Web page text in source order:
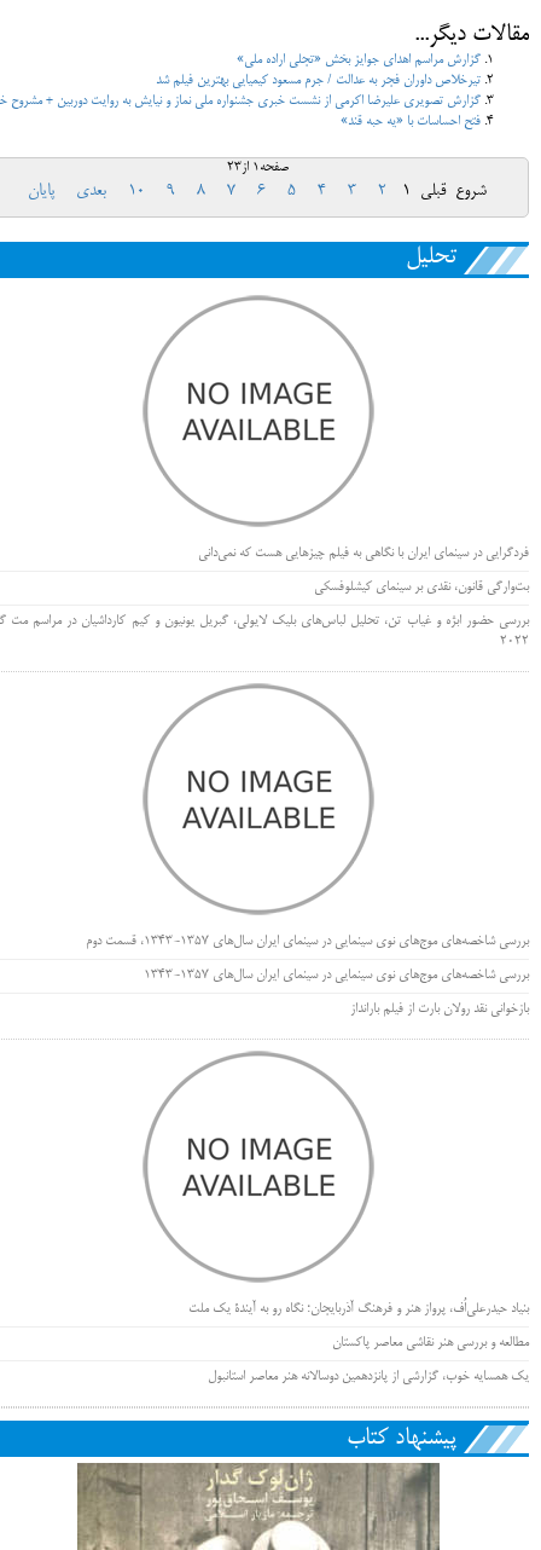
مقالات دیگر...
گزارش مراسم اهداي جوايز بخش «تجلي اراده ملي»
تیرخلاص داوران فجر به عدالت / جرم مسعود کیمیایی بهترین فیلم شد
گزارش تصویری علیرضا اکرمی از نشست خبری جشنواره ملی نماز و نیایش به روایت دوربین + مشروح
فتح احساسات با «یه حبه قند»
صفحه1 از23
شروع قبلی 1
2
3
4
5
6
7
8
9
10 بعدی پایان
تحلیل
فردگرایی در سینمای ایران با نگاهی به فیلم چیزهایی هست که نمی‌دانی
بت‌وارگی قانون، نقدی بر سینمای کیشلوفسکی
بررسی حضور ابژه و غیاب تن، تحلیل لباس‌های بلیک لایولی، گبریل یونیون و کیم کارداشیان در مراسم مت
۲۰۲۲
بررسی شاخصه‌های موج‌های نوی سینمایی در سینمای ایران سال‌های 1357-1343، قسمت دوم
بررسی شاخصه‌های موج‌های نوی سینمایی در سینمای ایران سال‌های 1357-1343
بازخوانی نقد رولان بارت از فیلم بارانداز
بنیاد حیدرعلی‌اُف، پرواز هنر و فرهنگ آذربایجان؛ نگاه رو به آیندۀ یک ملت
مطالعه و بررسی هنر نقاشی معاصر پاکستان
یک همسایه خوب، گزارشی از پانزدهمین دوسالانه هنر معاصر استانبول
پیشنهاد کتاب